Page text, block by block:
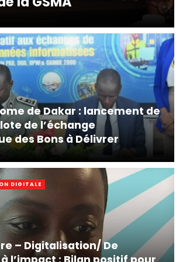
de Dakar : lancement de
de l’échange
des Bons à Délivrer
– Digitalisation/ De
DIGITALE